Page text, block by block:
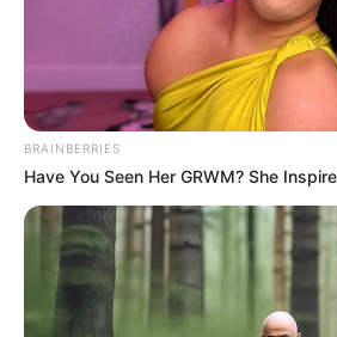
TEMAS DESTACADOS
EMERGENCIAS POR LLUVIAS
FUERTES LLUVIAS
VIA AL
LIGA BETPLAY
METRO DE
CORTES DE LUZ
FENÓMENO DEL NIÑO
BRAINBERRIES
Have You Seen Her GRWM? She